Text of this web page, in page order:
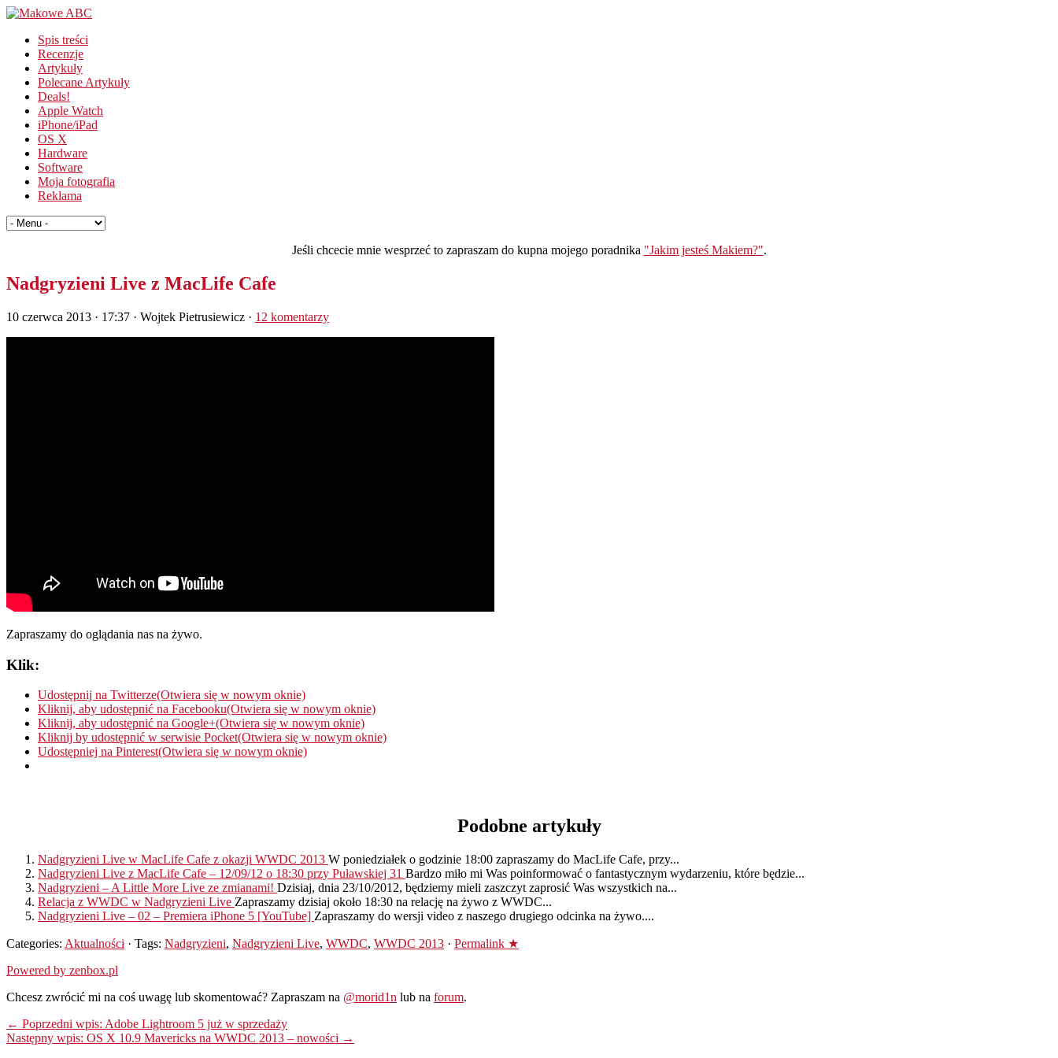
Spis treści
Recenzje
Artykuły
Polecane Artykuły
Deals!
Apple Watch
iPhone/iPad
OS X
Hardware
Software
Moja fotografia
Reklama
Jeśli chcecie mnie wesprzeć to zapraszam do kupna mojego poradnika "Jakim jesteś Makiem?".
Nadgryzieni Live z MacLife Cafe
10 czerwca 2013 · 17:37 · Wojtek Pietrusiewicz · 12 komentarzy
Zapraszamy do oglądania nas na żywo.
Klik:
Udostępnij na Twitterze(Otwiera się w nowym oknie)
Kliknij, aby udostępnić na Facebooku(Otwiera się w nowym oknie)
Kliknij, aby udostępnić na Google+(Otwiera się w nowym oknie)
Kliknij by udostępnić w serwisie Pocket(Otwiera się w nowym oknie)
Udostępniej na Pinterest(Otwiera się w nowym oknie)
Podobne artykuły
Nadgryzieni Live w MacLife Cafe z okazji WWDC 2013 W poniedziałek o godzinie 18:00 zapraszamy do MacLife Cafe, przy...
Nadgryzieni Live z MacLife Cafe – 12/09/12 o 18:30 przy Puławskiej 31 Bardzo miło mi Was poinformować o fantastycznym wydarzeniu, które będzie...
Nadgryzieni – A Little More Live ze zmianami! Dzisiaj, dnia 23/10/2012, będziemy mieli zaszczyt zaprosić Was wszystkich na...
Relacja z WWDC w Nadgryzieni Live Zapraszamy dzisiaj około 18:30 na relację na żywo z WWDC...
Nadgryzieni Live – 02 – Premiera iPhone 5 [YouTube] Zapraszamy do wersji video z naszego drugiego odcinka na żywo....
Categories: Aktualności · Tags: Nadgryzieni, Nadgryzieni Live, WWDC, WWDC 2013 · Permalink ★
Powered by zenbox.pl
Chcesz zwrócić mi na coś uwagę lub skomentować? Zapraszam na @morid1n lub na forum.
← Poprzedni wpis: Adobe Lightroom 5 już w sprzedaży
Następny wpis: OS X 10.9 Mavericks na WWDC 2013 – nowości →